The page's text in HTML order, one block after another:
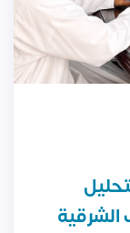
الشرقية